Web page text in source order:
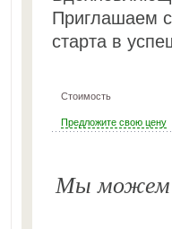
Приглашаем
старта в
Стоимость
Предложите свою цену
Мы можем